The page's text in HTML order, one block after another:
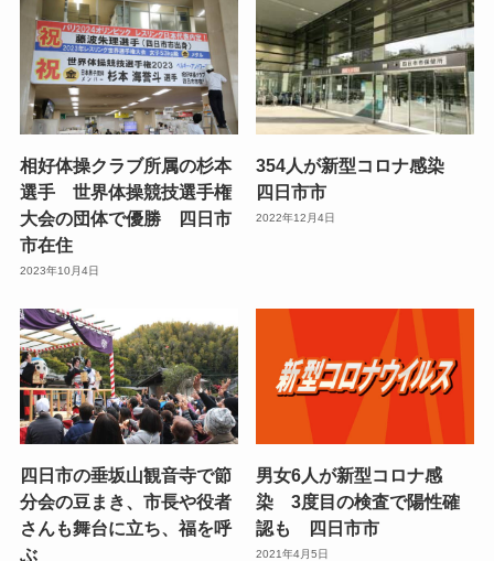
相好体操クラブ所属の杉本
選手 世界体操競技選手権
大会の団体で優勝 四日市
市在住
2023年10月4日
354人が新型コロナ感染
四日市市
2022年12月4日
四日市の垂坂山観音寺で節
分会の豆まき、市長や役者
さんも舞台に立ち、福を呼
ぶ
男女6人が新型コロナ感
染 3度目の検査で陽性確
認も 四日市市
2021年4月5日